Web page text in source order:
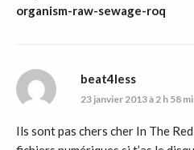
organism-raw-sewage-roq
beat4less
23 janvier 2013 à 2 h 58
Ils sont pas chers cher In The